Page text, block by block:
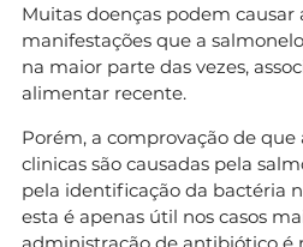
Muitas doenças podem causar
manifestações que a
na maior parte das vezes,
alimentar recente.
Porém, a comprovação de que
clinicas são causadas pela
pela identificação da bactéria
esta é apenas útil nos casos